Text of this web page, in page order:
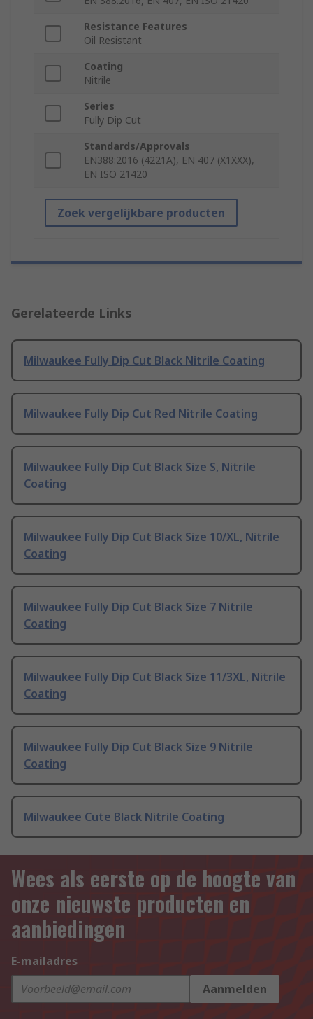
Resistance Features
Oil Resistant
Coating
Nitrile
Series
Fully Dip Cut
Standards/Approvals
EN388:2016 (4221A), EN 407 (X1XXX),
EN ISO 21420
Zoek vergelijkbare producten
Gerelateerde Links
Milwaukee Fully Dip Cut Black Nitrile Coating
Milwaukee Fully Dip Cut Red Nitrile Coating
Milwaukee Fully Dip Cut Black Size S, Nitrile
Coating
Milwaukee Fully Dip Cut Black Size 10/XL, Nitrile
Coating
Milwaukee Fully Dip Cut Black Size 7 Nitrile
Coating
Milwaukee Fully Dip Cut Black Size 11/3XL, Nitrile
Coating
Milwaukee Fully Dip Cut Black Size 9 Nitrile
Coating
Milwaukee Cute Black Nitrile Coating
Wees als eerste op de hoogte van
onze nieuwste producten en
aanbiedingen
E-mailadres
Aanmelden